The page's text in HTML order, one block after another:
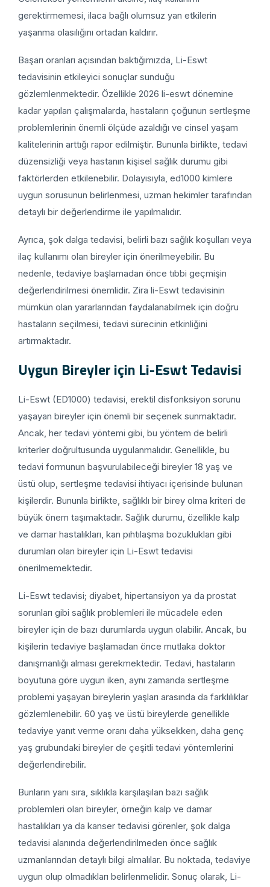
gerektirmemesi, ilaca bağlı olumsuz yan etkilerin
yaşanma olasılığını ortadan kaldırır.
Başarı oranları açısından baktığımızda, Li-Eswt
tedavisinin etkileyici sonuçlar sunduğu
gözlemlenmektedir. Özellikle 2026 li-eswt dönemine
kadar yapılan çalışmalarda, hastaların çoğunun sertleşme
problemlerinin önemli ölçüde azaldığı ve cinsel yaşam
kalitelerinin arttığı rapor edilmiştir. Bununla birlikte, tedavi
düzensizliği veya hastanın kişisel sağlık durumu gibi
faktörlerden etkilenebilir. Dolayısıyla, ed1000 kimlere
uygun sorusunun belirlenmesi, uzman hekimler tarafından
detaylı bir değerlendirme ile yapılmalıdır.
Ayrıca, şok dalga tedavisi, belirli bazı sağlık koşulları veya
ilaç kullanımı olan bireyler için önerilmeyebilir. Bu
nedenle, tedaviye başlamadan önce tıbbi geçmişin
değerlendirilmesi önemlidir. Zira li-Eswt tedavisinin
mümkün olan yararlarından faydalanabilmek için doğru
hastaların seçilmesi, tedavi sürecinin etkinliğini
artırmaktadır.
Uygun Bireyler için Li-Eswt Tedavisi
Li-Eswt (ED1000) tedavisi, erektil disfonksiyon sorunu
yaşayan bireyler için önemli bir seçenek sunmaktadır.
Ancak, her tedavi yöntemi gibi, bu yöntem de belirli
kriterler doğrultusunda uygulanmalıdır. Genellikle, bu
tedavi formunun başvurulabileceği bireyler 18 yaş ve
üstü olup, sertleşme tedavisi ihtiyacı içerisinde bulunan
kişilerdir. Bununla birlikte, sağlıklı bir birey olma kriteri de
büyük önem taşımaktadır. Sağlık durumu, özellikle kalp
ve damar hastalıkları, kan pıhtılaşma bozuklukları gibi
durumları olan bireyler için Li-Eswt tedavisi
önerilmemektedir.
Li-Eswt tedavisi; diyabet, hipertansiyon ya da prostat
sorunları gibi sağlık problemleri ile mücadele eden
bireyler için de bazı durumlarda uygun olabilir. Ancak, bu
kişilerin tedaviye başlamadan önce mutlaka doktor
danışmanlığı alması gerekmektedir. Tedavi, hastaların
boyutuna göre uygun iken, aynı zamanda sertleşme
problemi yaşayan bireylerin yaşları arasında da farklılıklar
gözlemlenebilir. 60 yaş ve üstü bireylerde genellikle
tedaviye yanıt verme oranı daha yüksekken, daha genç
yaş grubundaki bireyler de çeşitli tedavi yöntemlerini
değerlendirebilir.
Bunların yanı sıra, sıklıkla karşılaşılan bazı sağlık
problemleri olan bireyler, örneğin kalp ve damar
hastalıkları ya da kanser tedavisi görenler, şok dalga
tedavisi alanında değerlendirilmeden önce sağlık
uzmanlarından detaylı bilgi almalılar. Bu noktada, tedaviye
uygun olup olmadıkları belirlenmelidir. Sonuç olarak, Li-